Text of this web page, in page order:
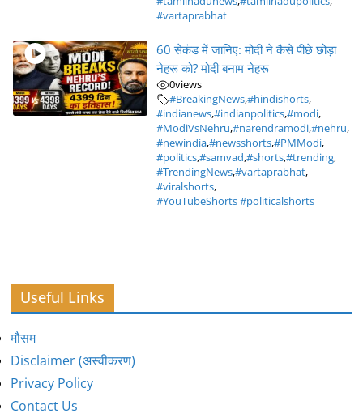
#vartaprabhat
60 सेकंड में जानिए: मोदी ने कैसे पीछे छोड़ा
नेहरू को? मोदी बनाम नेहरू
0views
#BreakingNews,#hindishorts,
#indianews,#indianpolitics,#modi,
#ModiVsNehru,#narendramodi,#nehru,
#newindia,#newsshorts,#PMModi,
#politics,#samvad,#shorts,#trending,
#TrendingNews,#vartaprabhat,
#viralshorts,
#YouTubeShorts #politicalshorts
Useful Links
मौसम
Disclaimer (अस्वीकरण)
Privacy Policy
Contact Us